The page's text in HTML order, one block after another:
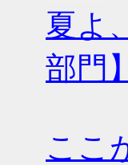
夏よ
部門
ここ